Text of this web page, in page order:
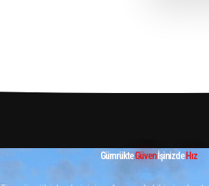
GümrükteGüvenİşinizdeHız